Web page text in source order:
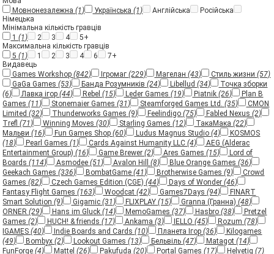
Мовнонезалежна(1) Українська(1) Англійська
Російська
Німецька
Мінімальна кількість гравців
1(1) 2 3 4
5+
Максимальна кількість гравців
5(1) 1 2 3 4 6
7+
Видавець
Games Workshop(842) Ігромаг(229) Магелан(43) Стиль жизни(57)
GaGa Games(53) Банда Розумників(24) Libellud(34)
Точка зборки
(6)
Лавка ігор(44) Rebel(15) Leder Games(19) Piatnik(26)
Plan B
Games(11) Stonemaier Games(31) Steamforged Games Ltd.(35)
CMON
Limited(32) Thunderworks Games(9) Feelindigo(75) Fabled Nexus(2)
Trefl(71) Winning Moves(30) Starling Games(12) ТакаМака(22)
Мальви(16) Fun Games Shop(60) Ludus Magnus Studio(4)
KOSMOS
(18)
Pearl Games(1) Cards Against Humanity LLC(4)
AEG (Alderac
Entertainment Group)(16) Game Brewer(2) Ares Games(15)
Lord of
Boards(114) Asmodee(51) Avalon Hill(8) Blue Orange Games(36)
Geekach Games(336) BombatGame(41) Brotherwise Games(9)
Crowd
Games(82) Czech Games Edition (CGE)(44) Days of Wonder(46)
Fantasy Flight Games(163) Woodcat(42) Games7Days(94)
FINART
Smart Solution(9) Gigamic(31) FLIXPLAY(15) Granna (Гранна)(48)
ORNER(29) Hans im Gluck(14) MemoGames(37) Hasbro(38)
Pretzel
Games(2) HUCH! & friends(17) Ankama(3) IELLO(45) Rozum(78)
IGAMES(40) Indie Boards and Cards(10) Планета Ігор(36)
Kilogames
(49)
Bombyx(2) Lookout Games(13) Бельвіль(47) Matagot(14)
FunForge(4) Mattel(26) Pakufuda(20) Portal Games(17) Helvetiq(7)